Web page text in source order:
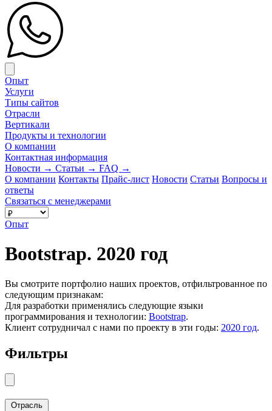
Опыт
Услуги
Типы сайтов
Отрасли
Вертикали
Продукты и технологии
О компании
Контактная информация
Новости → Статьи → FAQ →
О компании Контакты Прайс-лист Новости Статьи Вопросы и
ответы
Связаться с менеджерами
Опыт
Bootstrap. 2020 год
Вы смотрите портфолио наших проектов, отфильтрованное по
следующим признакам:
Для разработки применялись следующие языки
программирования и технологии: Bootstrap.
Клиент сотрудничал с нами по проекту в эти годы: 2020 год.
Фильтры
Отрасль